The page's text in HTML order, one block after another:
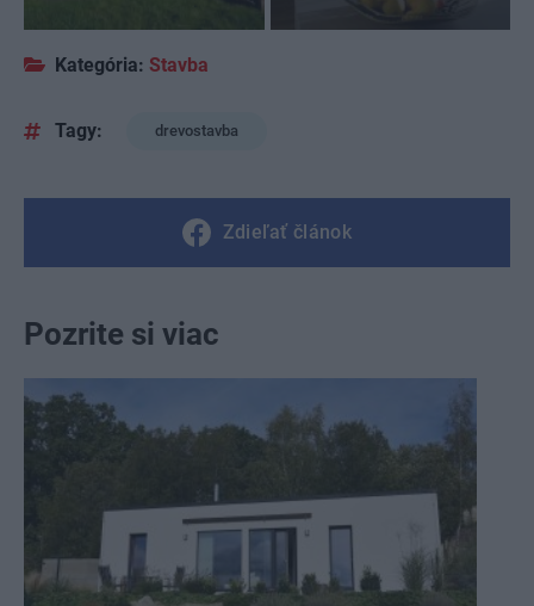
Kategória: Stavba
Tagy: drevostavba
Zdieľať článok
Pozrite si viac